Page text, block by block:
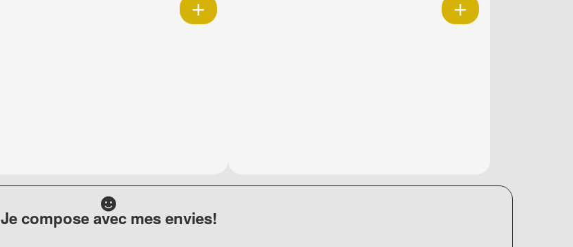
Je compose avec mes envies!